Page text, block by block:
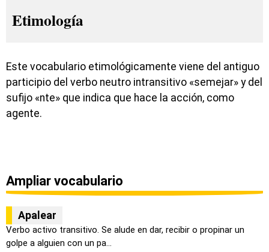
Etimología
Este vocabulario etimológicamente viene del antiguo
participio del verbo neutro intransitivo «semejar» y del
sufijo «nte» que indica que hace la acción, como
agente.
Ampliar vocabulario
Apalear
Verbo activo transitivo. Se alude en dar, recibir o propinar un
golpe a alguien con un pa...